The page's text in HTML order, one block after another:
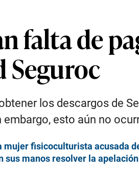
falta de
Seguroc
los descargos de
esto aún no
mujer fisicoculturista acusada
sus manos resolver la